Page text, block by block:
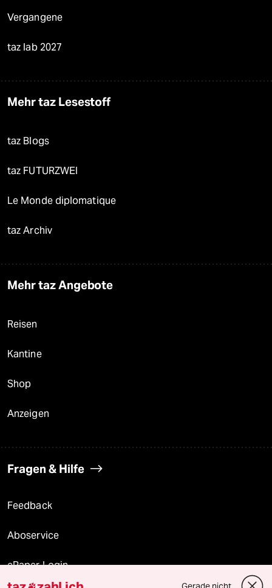
Vergangene
taz lab 2027
Mehr taz Lesestoff
taz Blogs
taz FUTURZWEI
Le Monde diplomatique
taz Archiv
Mehr taz Angebote
Reisen
Kantine
Shop
Anzeigen
Fragen & Hilfe
Feedback
Aboservice
ePaper Login